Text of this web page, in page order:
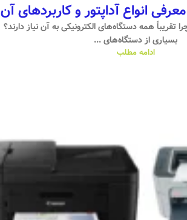
انواع آداپتور و کاربردهای آن
تقریباً همه دستگاه‌های الکترونیکی به آن نیاز دارند؟
بسیاری از دستگاه‌های ...
ادامه مطلب